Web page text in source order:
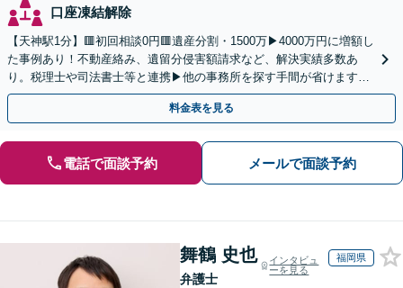
口座凍結解除
【天神駅1分】🟥初回相談0円🟥遺産分割・1500万▶4000万円に増額し
た事例あり！不動産絡み、遺留分侵害額請求など、解決実績多数あ
り。税理士や司法書士等と連携▶他の事務所を探す手間が省けます！
不動産会社と連携し無料査定&財産調査も◎
料金表を見る
電話で面談予約 メールで面談予約
舞鶴 史也
弁護士
インタビュ
ーを見る
福岡県